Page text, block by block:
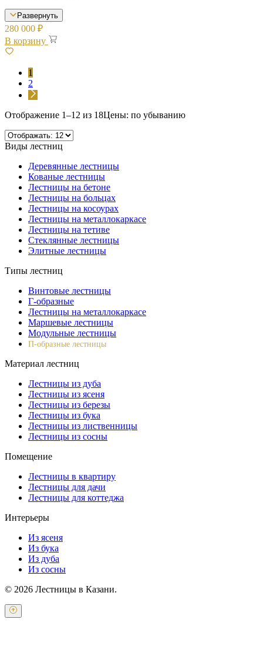
Развернуть
280 000 ₽
В корзину
1
2
Отображение 1–12 из 18Цены: по убыванию
Виды лестниц
Деревянные лестницы
Кованые лестницы
Лестницы на бетоне
Лестницы на больцах
Лестницы на косоурах
Лестницы на металлокаркасе
Лестницы на тетиве
Стеклянные лестницы
Элитные лестницы
Типы лестниц
Винтовые лестницы
Г-образные
Лестницы на металлокаркасе
Маршевые лестницы
Модульные лестницы
П-образные лестницы
Материал лестниц
Лестницы из дуба
Лестницы из ясеня
Лестницы из березы
Лестницы из бука
Лестницы из лиственницы
Лестницы из сосны
Помещение
Лестницы в квартиру
Лестницы для дачи
Лестницы для коттеджа
Интерьеры
Из ясеня
Из бука
Из дуба
Из сосны
© 2026 Лестницы в Казани.